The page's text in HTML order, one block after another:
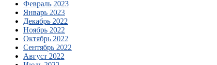
Февраль 2023
Январь 2023
Декабрь 2022
Ноябрь 2022
Октябрь 2022
Сентябрь 2022
Август 2022